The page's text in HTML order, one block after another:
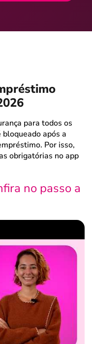
para todos os
após a
Por isso,
obrigatórias no app
no passo a